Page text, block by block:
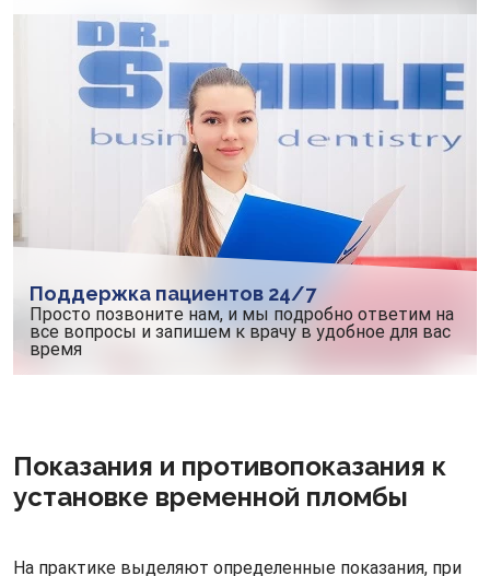
Поддержка пациентов 24/7
Просто позвоните нам, и мы подробно ответим на
все вопросы и запишем к врачу в удобное для вас
время
Показания и противопоказания к
установке временной пломбы
На практике выделяют определенные показания, при